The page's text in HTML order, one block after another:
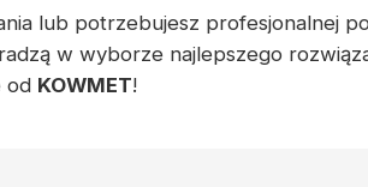
lub potrzebujesz profesjonalnej
w wyborze najlepszego
od KOWMET!